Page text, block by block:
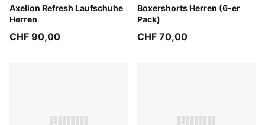
Axelion Refresh Laufschuhe
Herren
PUMA Black-Cool Dark Gray
CHF 90,00
Boxershorts Herren (6-er
Pack)
blue / black
CHF 70,00